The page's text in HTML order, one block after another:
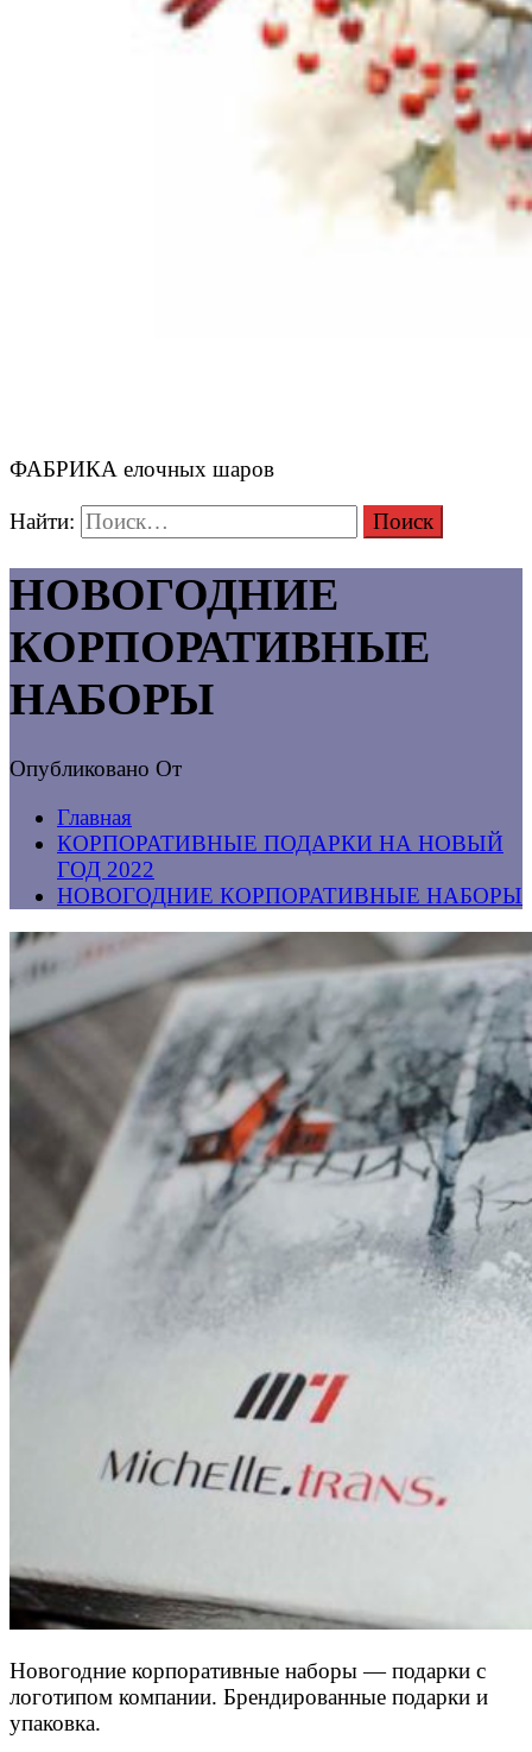
ФАБРИКА елочных шаров
Найти:
НОВОГОДНИЕ
КОРПОРАТИВНЫЕ
НАБОРЫ
Опубликовано От
Главная
КОРПОРАТИВНЫЕ ПОДАРКИ НА НОВЫЙ
ГОД 2022
НОВОГОДНИЕ КОРПОРАТИВНЫЕ НАБОРЫ
Новогодние корпоративные наборы — подарки с
логотипом компании. Брендированные подарки и
упаковка.